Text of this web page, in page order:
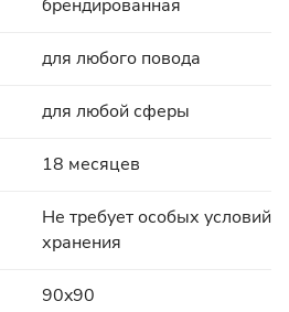
брендированная
для любого повода
для любой сферы
18 месяцев
Не требует особых условий
хранения
90x90